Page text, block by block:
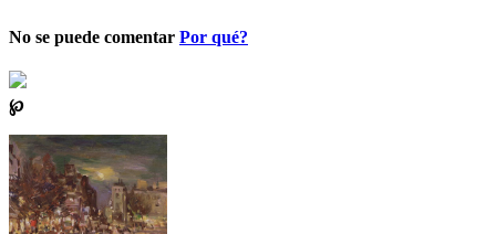
No se puede comentar Por qué?
℘